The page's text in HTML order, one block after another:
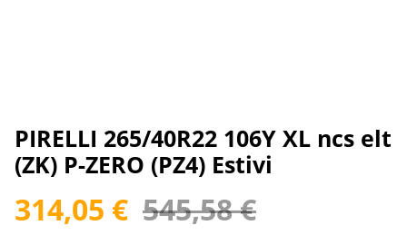
PIRELLI 265/40R22 106Y XL ncs elt
(ZK) P-ZERO (PZ4) Estivi
314,05 € 545,58 €